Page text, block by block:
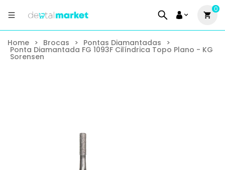
0
Home > Brocas > Pontas Diamantadas >
Ponta Diamantada FG 1093F Cilíndrica Topo Plano - KG
Sorensen